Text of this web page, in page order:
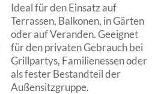
Ideal für den Einsatz auf
Terrassen, Balkonen, in Gärten
oder auf Veranden. Geeignet
für den privaten Gebrauch bei
Grillpartys, Familienessen oder
als fester Bestandteil der
Außensitzgruppe.